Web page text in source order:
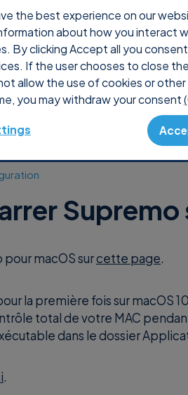
the best experience on our
about how you interact
By clicking Accept all you
If the user chooses to close
allow the use of cookies or
you may withdraw your consent
Prix Shop Console
Supremo
macOS surcette page.
la première fois sur macOS
total de votre MAC
dans le dossier
.